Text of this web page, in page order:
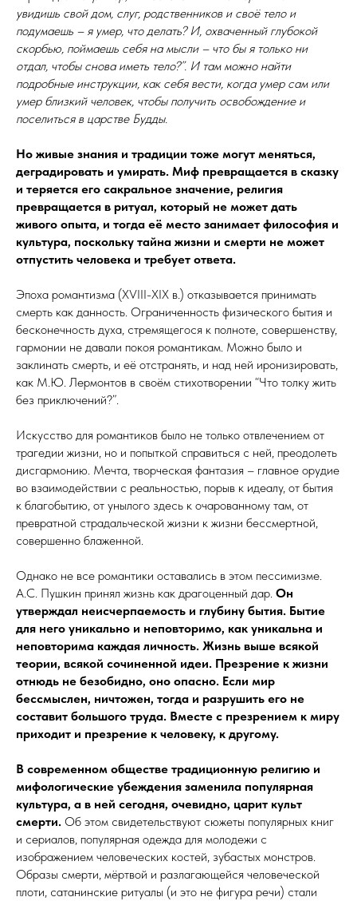
увидишь свой дом, слуг, родственников и своё тело и
подумаешь – я умер, что делать? И, охваченный глубокой
скорбью, поймаешь себя на мысли – что бы я только ни
отдал, чтобы снова иметь тело?”. И там можно найти
подробные инструкции, как себя вести, когда умер сам или
умер близкий человек, чтобы получить освобождение и
поселиться в царстве Будды.
Но живые знания и традиции тоже могут меняться,
деградировать и умирать. Миф превращается в сказку
и теряется его сакральное значение, религия
превращается в ритуал, который не может дать
живого опыта, и тогда её место занимает философия и
культура, поскольку тайна жизни и смерти не может
отпустить человека и требует ответа.
Эпоха романтизма (XVIII-XIX в.) отказывается принимать
смерть как данность. Ограниченность физического бытия и
бесконечность духа, стремящегося к полноте, совершенству,
гармонии не давали покоя романтикам. Можно было и
заклинать смерть, и её отстранять, и над ней иронизировать,
как М.Ю. Лермонтов в своём стихотворении “Что толку жить
без приключений?”.
Искусство для романтиков было не только отвлечением от
трагедии жизни, но и попыткой справиться с ней, преодолеть
дисгармонию. Мечта, творческая фантазия – главное орудие
во взаимодействии с реальностью, порыв к идеалу, от бытия
к благобытию, от унылого здесь к очарованному там, от
превратной страдальческой жизни к жизни бессмертной,
совершенно блаженной.
Однако не все романтики оставались в этом пессимизме.
А.С. Пушкин принял жизнь как драгоценный дар. Он
утверждал неисчерпаемость и глубину бытия. Бытие
для него уникально и неповторимо, как уникальна и
неповторима каждая личность. Жизнь выше всякой
теории, всякой сочиненной идеи. Презрение к жизни
отнюдь не безобидно, оно опасно. Если мир
бессмыслен, ничтожен, тогда и разрушить его не
составит большого труда. Вместе с презрением к миру
приходит и презрение к человеку, к другому.
В современном обществе традиционную религию и
мифологические убеждения заменила популярная
культура, а в ней сегодня, очевидно, царит культ
смерти. Об этом свидетельствуют сюжеты популярных книг
и сериалов, популярная одежда для молодежи с
изображением человеческих костей, зубастых монстров.
Образы смерти, мёртвой и разлагающейся человеческой
плоти, сатанинские ритуалы (и это не фигура речи) стали